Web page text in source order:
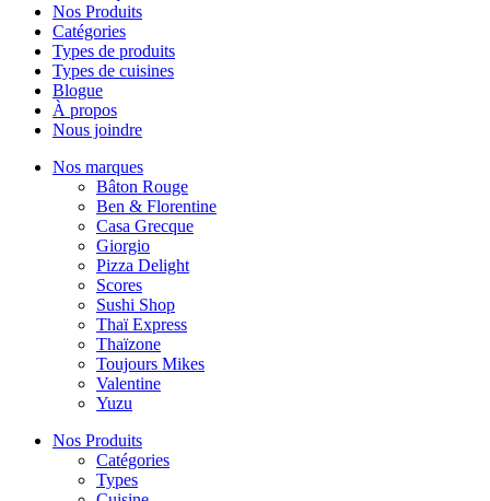
Nos Produits
Catégories
Types de produits
Types de cuisines
Blogue
À propos
Nous joindre
Nos marques
Bâton Rouge
Ben & Florentine
Casa Grecque
Giorgio
Pizza Delight
Scores
Sushi Shop
Thaï Express
Thaïzone
Toujours Mikes
Valentine
Yuzu
Nos Produits
Catégories
Types